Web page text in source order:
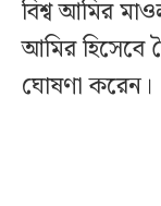
বিশ্ব আমির
আমির হিসেবে
ঘোষণা করেন।